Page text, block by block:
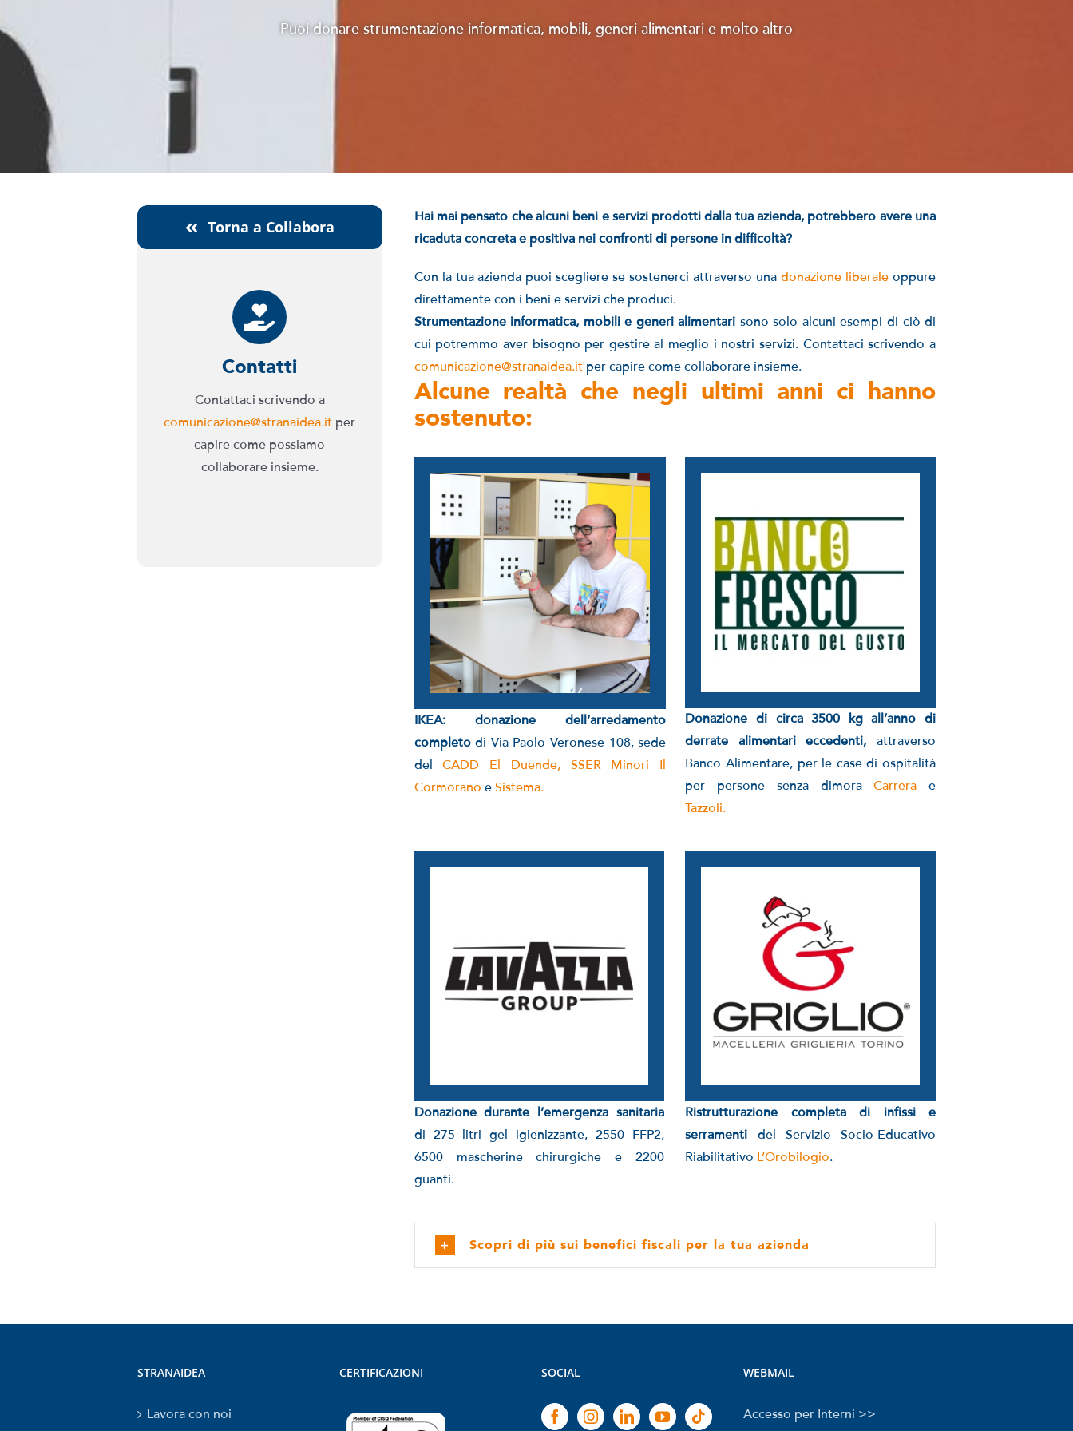
Puoi donare strumentazione informatica, mobili, generi alimentari e molto altro
Torna a Collabora
Contatti
Contattaci scrivendo a
comunicazione@stranaidea.it per
capire come possiamo
collaborare insieme.
Hai mai pensato che alcuni beni e servizi prodotti dalla tua azienda, potrebbero avere una
ricaduta concreta e positiva nei confronti di persone in difficoltà?
Con la tua azienda puoi scegliere se sostenerci attraverso unadonazione liberale oppure
direttamente con i beni e servizi che produci.
Strumentazione informatica, mobili e generi alimentari sono solo alcuni esempi di ciò di
cui potremmo aver bisogno per gestire al meglio i nostri servizi. Contattaci scrivendo a
comunicazione@stranaidea.itper capire come collaborare insieme.
Alcune realtà che negli ultimi anni ci hanno
sostenuto:
IKEA: donazione dell’arredamento
completodi Via Paolo Veronese 108, sede
delCADD El Duende,
SSER Minori Il
Cormorano e Sistema.
Donazione di circa 3500 kg all’anno di
derrate alimentari eccedenti,attraverso
Banco Alimentare, per le case di ospitalità
per persone senza dimoraCarrera e
Tazzoli.
Donazione durante l’emergenza sanitaria
di 275 litri gel igienizzante, 2550 FFP2,
6500 mascherine chirurgiche e 2200
guanti.
Ristrutturazione completa di infissi e
serramenti del Servizio Socio-Educativo
Riabilitativo L’Orobilogio.
Scopri di più sui benefici fiscali per la tua azienda
STRANAIDEA
Lavora con noi
CERTIFICAZIONI SOCIAL WEBMAIL
Accesso per Interni >>